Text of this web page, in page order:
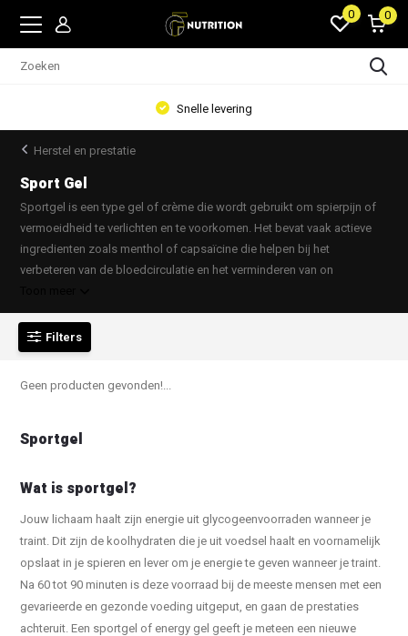
0 0
Snelle levering
Herstel en prestatie
Sport Gel
Sportgel is een type gel of crème die wordt gebruikt om spierpijn of
vermoeidheid te verlichten en te voorkomen. Het bevat vaak actieve
ingredienten zoals menthol of capsaïcine die helpen bij het
verbeteren van de bloedcirculatie en het verminderen van on
Filters
Geen producten gevonden!...
Sportgel
Wat is sportgel?
Jouw lichaam haalt zijn energie uit glycogeenvoorraden wanneer je
traint. Dit zijn de koolhydraten die je uit voedsel haalt en voornamelijk
opslaat in je spieren en lever om je energie te geven wanneer je traint.
Na 60 tot 90 minuten is deze voorraad bij de meeste mensen met een
gevarieerde en gezonde voeding uitgeput, en gaan de prestaties
achteruit. Een sportgel of energy gel geeft je meteen een nieuwe